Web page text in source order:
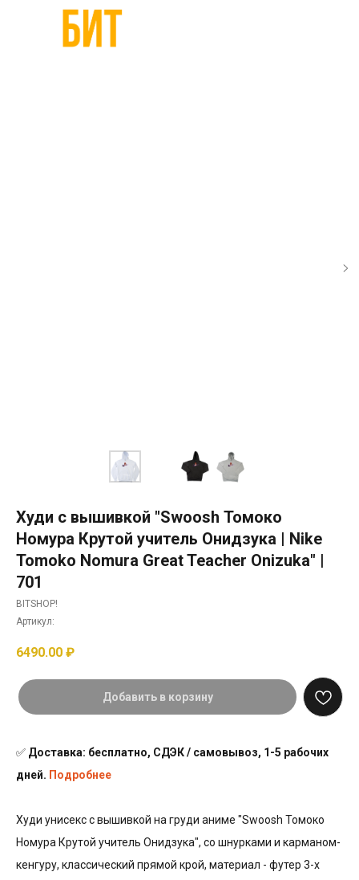
Худи с вышивкой "Swoosh Томоко
Номура Крутой учитель Онидзука | Nike
Tomoko Nomura Great Teacher Onizuka" |
701
BITSHOP!
Артикул:
6490.00 ₽
Добавить в корзину
✅ Доставка: бесплатно, СДЭК / самовывоз, 1-5 рабочих
дней. Подробнее
Худи унисекс с вышивкой на груди аниме "Swoosh Томоко
Номура Крутой учитель Онидзука", со шнурками и карманом-
кенгуру, классический прямой крой, материал - футер 3-х